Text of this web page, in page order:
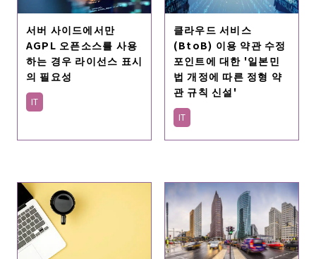
서버 사이드에서만
AGPL 오픈소스를 사용
하는 경우 라이선스 표시
의 필요성
IT
클라우드 서비스
(BtoB) 이용 약관 수정
포인트에 대한 '일본민
법 개정에 따른 정형 약
관 규칙 신설'
IT